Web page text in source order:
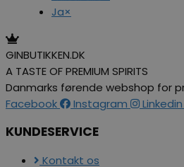
Ja×
GINBUTIKKEN.DK
A TASTE OF PREMIUM SPIRITS
Danmarks førende webshop for
Facebook
Instagram Linkedin
KUNDESERVICE
Kontakt os